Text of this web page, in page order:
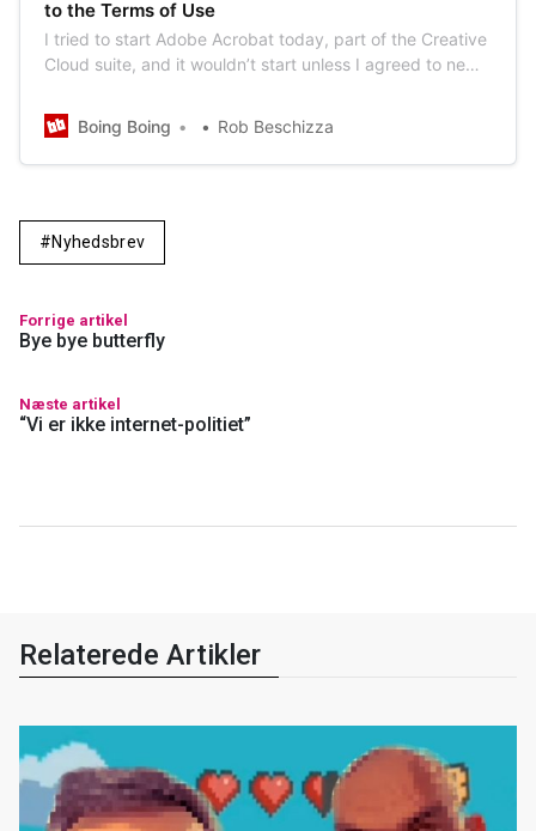
to the Terms of Use
I tried to start Adobe Acrobat today, part of the Creative
Cloud suite, and it wouldn’t start unless I agreed to new
agree to the Terms of…
Boing Boing Rob Beschizza
Nyhedsbrev
Forrige artikel
Bye bye butterfly
Næste artikel
“Vi er ikke internet-politiet”
Relaterede Artikler